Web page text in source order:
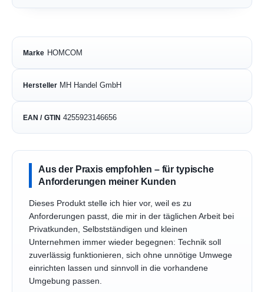
Marke HOMCOM
Hersteller MH Handel GmbH
EAN / GTIN 4255923146656
Aus der Praxis empfohlen – für typische
Anforderungen meiner Kunden
Dieses Produkt stelle ich hier vor, weil es zu
Anforderungen passt, die mir in der täglichen Arbeit bei
Privatkunden, Selbstständigen und kleinen
Unternehmen immer wieder begegnen: Technik soll
zuverlässig funktionieren, sich ohne unnötige Umwege
einrichten lassen und sinnvoll in die vorhandene
Umgebung passen.